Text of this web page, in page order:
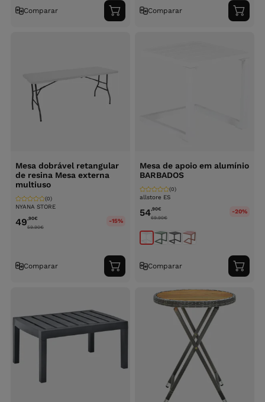
Comparar
Adicionar
ao
Comparar
ao
Mesa dobrável retangular
de resina Mesa externa
multiuso
NYANA STORE
(0)
49,90€
59.90€
-15%
Comparar
Adicionar
ao
Mesa de apoio em alumínio
BARBADOS
allstore ES
(0)
54,90€
69.90€
-20%
Comparar
ao